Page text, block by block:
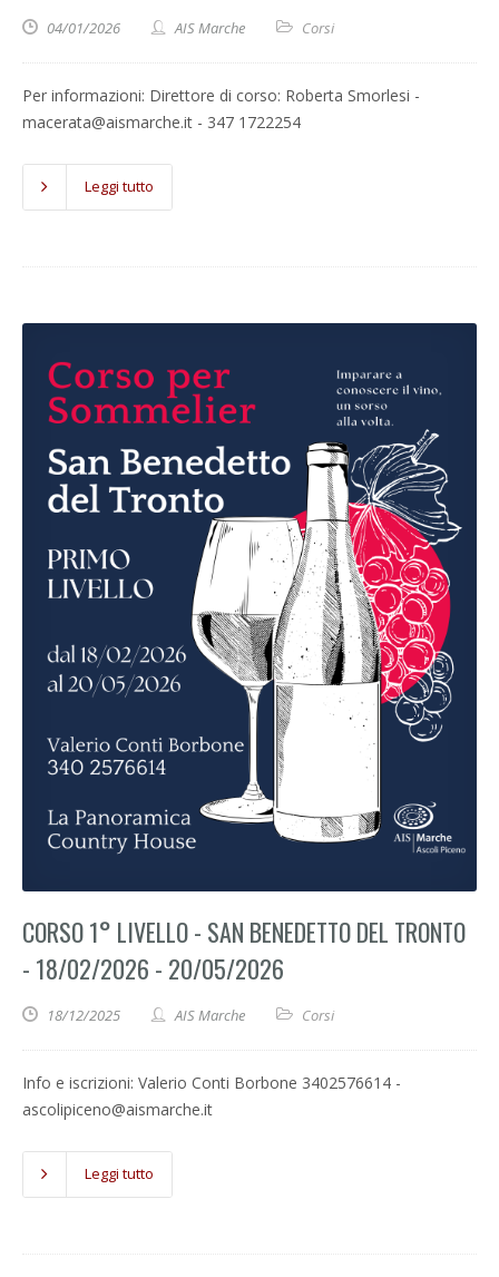
04/01/2026 AIS Marche Corsi
Per informazioni: Direttore di corso: Roberta Smorlesi -
macerata@aismarche.it - 347 1722254
Leggi tutto
CORSO 1° LIVELLO - SAN BENEDETTO DEL TRONTO
- 18/02/2026 - 20/05/2026
18/12/2025 AIS Marche Corsi
Info e iscrizioni: Valerio Conti Borbone 3402576614 -
ascolipiceno@aismarche.it
Leggi tutto